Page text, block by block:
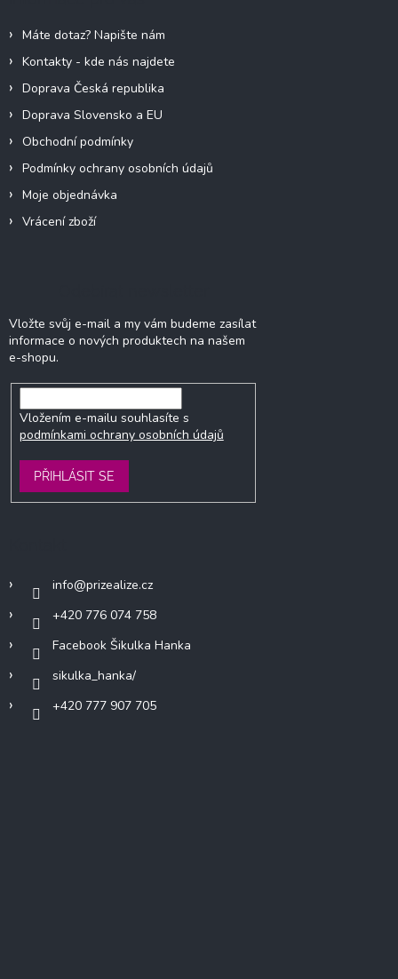
Máte dotaz? Napište nám
Kontakty - kde nás najdete
Doprava Česká republika
Doprava Slovensko a EU
Obchodní podmínky
Podmínky ochrany osobních údajů
Moje objednávka
Vrácení zboží
Vložte svůj e-mail a my vám budeme zasílat
informace o nových produktech na našem
e-shopu.
Vložením e-mailu souhlasíte s
podmínkami ochrany osobních údajů
PŘIHLÁSIT SE
info@prizealize.cz
+420 776 074 758
Facebook Šikulka Hanka
sikulka_hanka/
+420 777 907 705